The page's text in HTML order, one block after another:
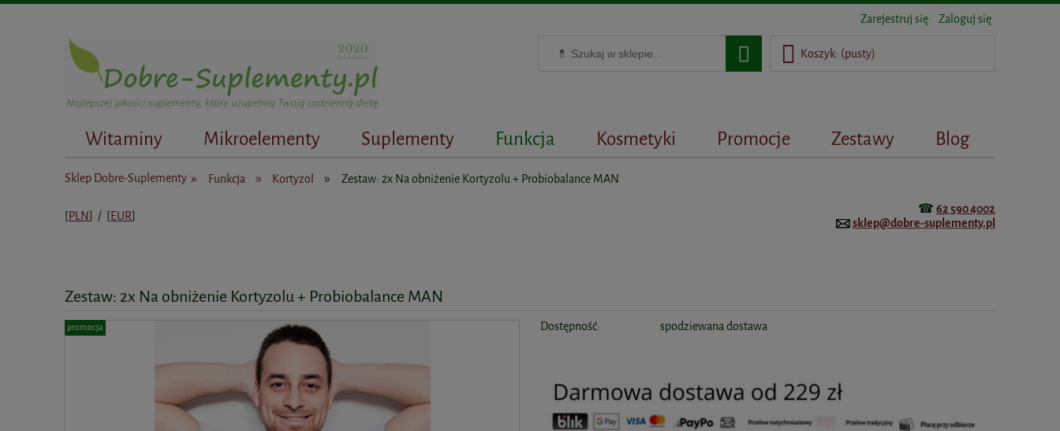
Zarejestruj się Zaloguj się
Koszyk: (pusty)
Witaminy Mikroelementy Suplementy Funkcja Kosmetyki Promocje Zestawy
Blog
Dietetycy
Sklep Dobre-Suplementy » Funkcja » Kortyzol » Zestaw: 2x Na obniżenie Kortyzolu + Probiobalance MAN
[PLN] / [EUR] ☎ 62 590 4002
sklep@dobre-suplementy.pl
Zestaw: 2x Na obniżenie Kortyzolu + Probiobalance MAN
promocja Dostępność: spodziewana dostawa